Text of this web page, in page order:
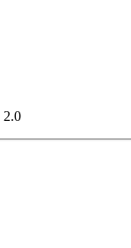
2.0